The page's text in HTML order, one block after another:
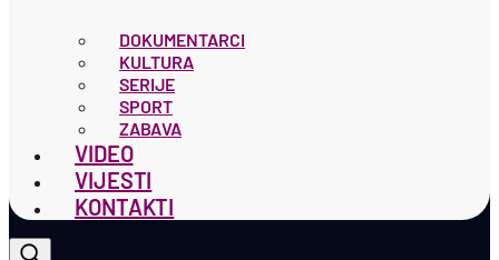
DOKUMENTARCI
KULTURA
SERIJE
SPORT
ZABAVA
VIDEO
VIJESTI
KONTAKTI